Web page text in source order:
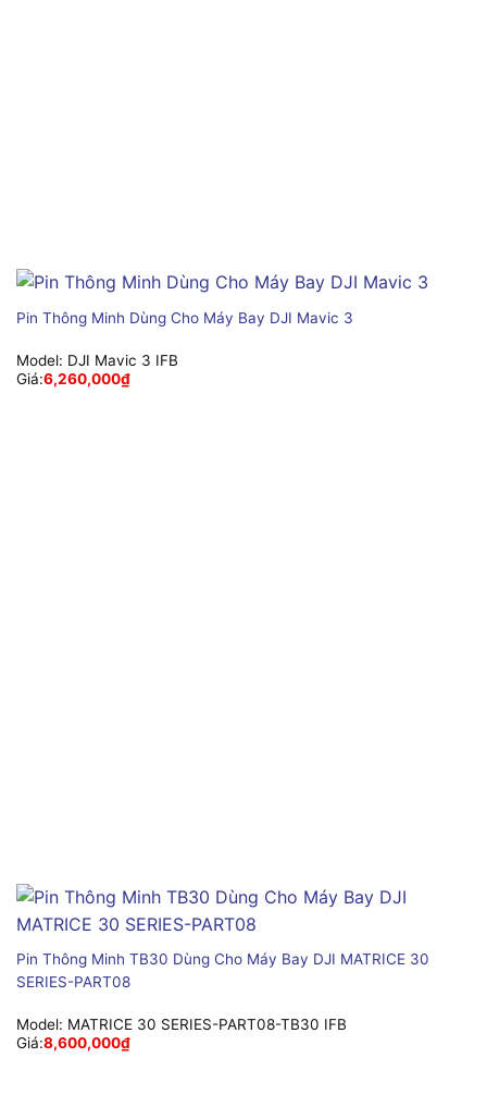
Pin Thông Minh Dùng Cho Máy Bay DJI Mavic 3
Model: DJI Mavic 3 IFB
Giá:6,260,000₫
Pin Thông Minh TB30 Dùng Cho Máy Bay DJI MATRICE 30
SERIES-PART08
Model: MATRICE 30 SERIES-PART08-TB30 IFB
Giá:8,600,000₫